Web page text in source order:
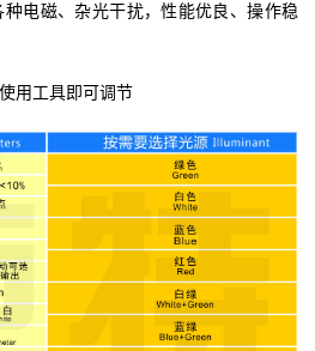
电磁、杂光干扰，性能优良、操作稳
用工具即可调节